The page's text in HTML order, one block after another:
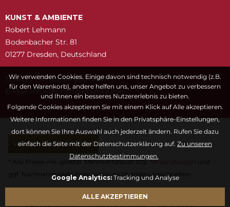
KUNST & AMBIENTE
Robert Lehmann
Bodenbacher Str. 81
01277 Dresden, Deutschland
Telefon: +49 (0) 351 205 6447
E-Mail:
moc.etneibma-t
snuk@ofni
VERTRAG WIDERRUFEN
* Alle Preise inkl. gesetzl. Mehrwertsteuer zzgl.Versandkosten
und
ggf. Nachnahmegebühren, wenn nicht anders beschrieben
Wir verwenden Cookies. Einige davon sind technisch notwendig (z.B.
für den Warenkorb), andere helfen uns, unser Angebot zu verbessern
und Ihnen ein besseres Nutzererlebnis zu bieten.
Folgende Cookies akzeptieren Sie mit einem Klick auf Alle akzeptieren.
Weitere Informationen finden Sie in den Privatsphäre-Einstellungen,
dort können Sie Ihre Auswahl auch jederzeit ändern. Rufen Sie dazu
einfach die Seite mit der Datenschutzerklärung auf. Zu unseren
Datenschutzbestimmungen.
Google Analytics:Tracking und Analyse
ALLE AKZEPTIEREN